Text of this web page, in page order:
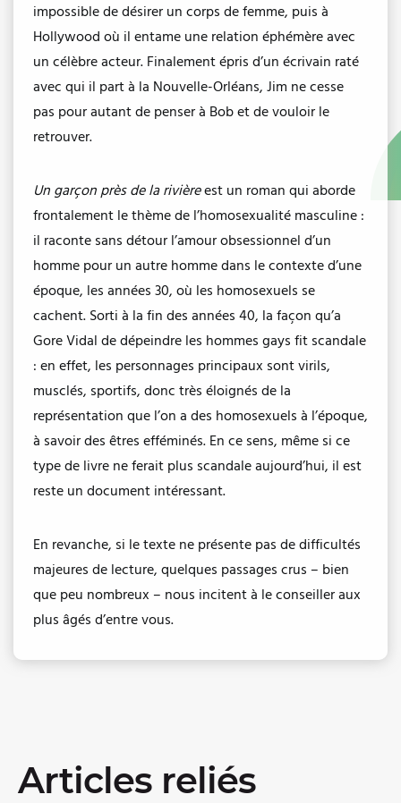
impossible de désirer un corps de femme, puis à
Hollywood où il entame une relation éphémère avec
un célèbre acteur. Finalement épris d’un écrivain raté
avec qui il part à la Nouvelle-Orléans, Jim ne cesse
pas pour autant de penser à Bob et de vouloir le
retrouver.
Un garçon près de la rivièreest un roman qui aborde
frontalement le thème de l’homosexualité masculine :
il raconte sans détour l’amour obsessionnel d’un
homme pour un autre homme dans le contexte d’une
époque, les années 30, où les homosexuels se
cachent. Sorti à la fin des années 40, la façon qu’a
Gore Vidal de dépeindre les hommes gays fit scandale
: en effet, les personnages principaux sont virils,
musclés, sportifs, donc très éloignés de la
représentation que l’on a des homosexuels à l’époque,
à savoir des êtres efféminés. En ce sens, même si ce
type de livre ne ferait plus scandale aujourd’hui, il est
reste un document intéressant.
En revanche, si le texte ne présente pas de difficultés
majeures de lecture, quelques passages crus – bien
que peu nombreux – nous incitent à le conseiller aux
plus âgés d’entre vous.
Articles reliés